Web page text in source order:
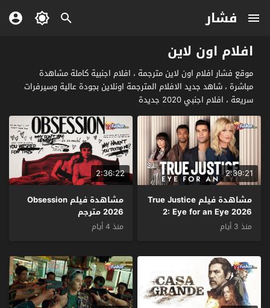
فشار
افلام اون لاين
موقع فشار افلام اون لاين مترجمة ، افلام اجنبية كاملة مشاهدة
مباشرة ، شاهد جديد الافلام المترجمة اونلاين بجودة عالية وسيرفرات
سريعة ، افلام اجنبي 2020 جديدة
2:39:21
مشاهدة فيلم True Justice
2: Eye for an Eye 2026
مترجم
منذ 3 أيام
2:36:22
مشاهدة فيلم Obsession
2026 مترجم
منذ 4 أيام